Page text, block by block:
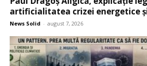
artificialitatea crizei energetice
News Solid - august 7, 2026